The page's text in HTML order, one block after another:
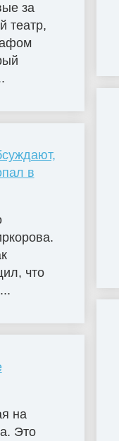
за
театр,
в
что
на
Это